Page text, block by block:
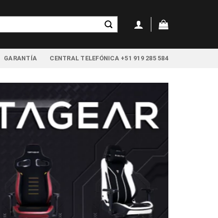
GARANTÍA CENTRAL TELEFÓNICA +51 919 285 584